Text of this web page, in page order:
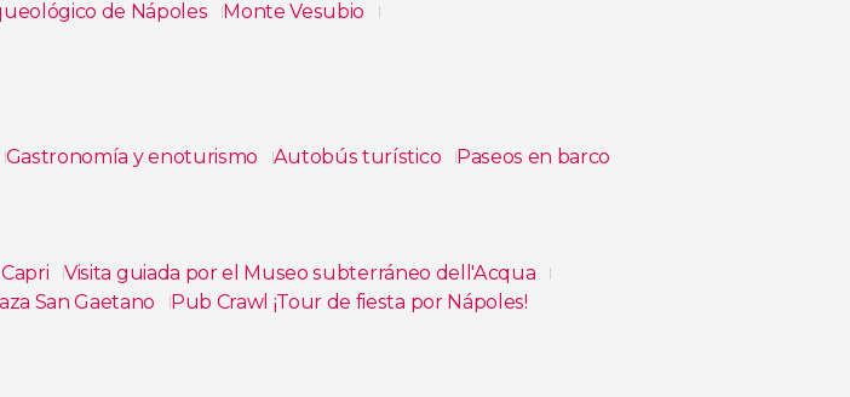
de Nápoles
Monte Vesubio
Gastronomía y enoturismo Autobús turístico Paseos en barco
Visita guiada por el Museo subterráneo dell'Acqua
San Gaetano
Pub Crawl ¡Tour de fiesta por Nápoles!